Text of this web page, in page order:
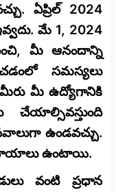
ఏప్రిల్ 2024
మే 1, 2024
మీ ఆనందాన్ని
సమస్యలు
మీ ఉద్యోగానికి
చేయాల్సివస్తుంది
ఉండవచ్చు.
ఉంటాయి.
వంటి ప్రధాన